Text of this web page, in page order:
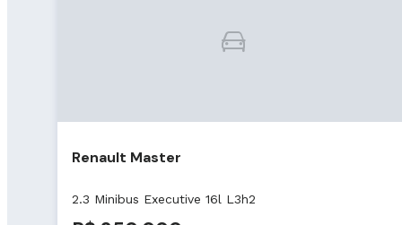
Renault Master
2.3 Minibus Executive 16l L3h2